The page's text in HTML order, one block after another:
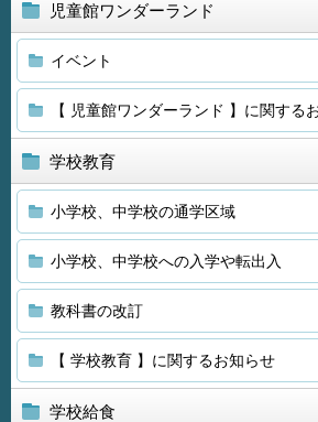
児童館ワンダーランド
イベント
【 児童館ワンダーランド 】に関する
学校教育
小学校、中学校の通学区域
小学校、中学校への入学や転出入
教科書の改訂
【 学校教育 】に関するお知らせ
学校給食